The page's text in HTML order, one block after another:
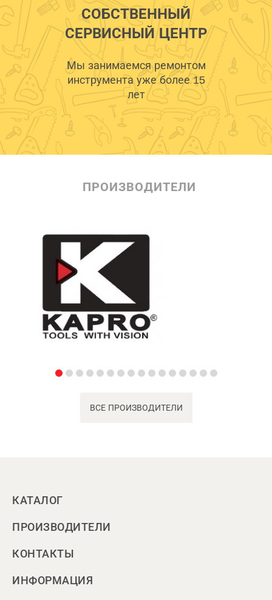
СОБСТВЕННЫЙ
СЕРВИСНЫЙ ЦЕНТР
Мы занимаемся ремонтом
инструмента уже более 15
лет
ПРОИЗВОДИТЕЛИ
ВСЕ ПРОИЗВОДИТЕЛИ
КАТАЛОГ
ПРОИЗВОДИТЕЛИ
КОНТАКТЫ
ИНФОРМАЦИЯ